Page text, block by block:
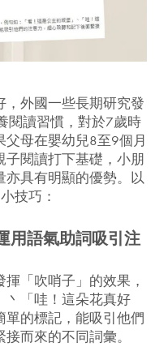
外國一些長期研究發
閱讀習慣，對於7歲時
母在嬰幼兒8至9個月
子閱讀打下基礎，小朋
亦具有明顯的優勢。以
技巧：
用語氣助詞吸引注
「吹哨子」的效果，
丶「哇！這朵花真好
的標記，能吸引他們
而來的不同詞彙。